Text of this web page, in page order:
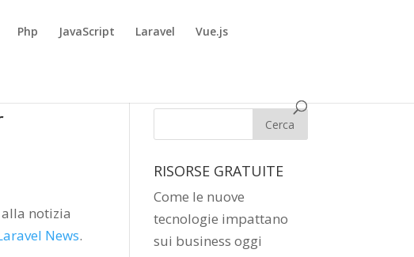
Php JavaScript Laravel Vue.js
alla notizia
News.
RISORSE GRATUITE
Come le nuove
tecnologie impattano
sui business oggi